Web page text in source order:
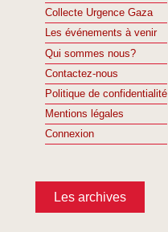
Collecte Urgence Gaza
Les événements à venir
Qui sommes nous?
Contactez-nous
Politique de confidentialité
Mentions légales
Connexion
Les archives